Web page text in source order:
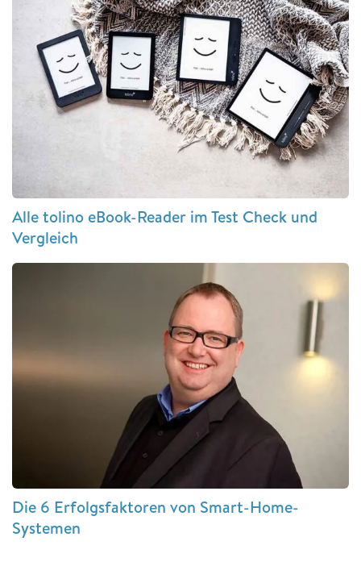
Alle tolino eBook-Reader im Test Check und
Vergleich
Die 6 Erfolgsfaktoren von Smart-Home-
Systemen